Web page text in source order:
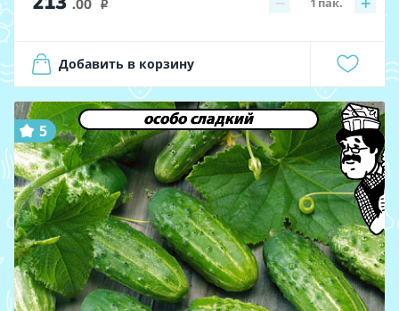
.00 i
Добавить в корзину
особо сладкий
5